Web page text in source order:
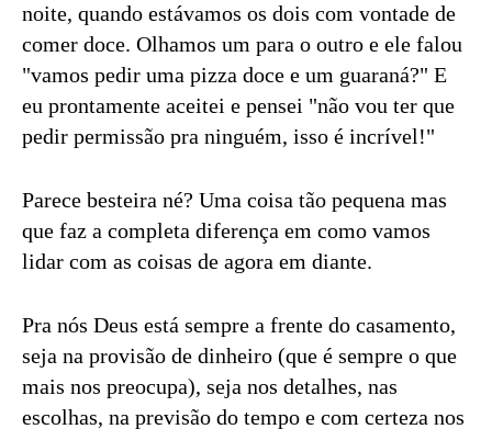
noite, quando estávamos os dois com vontade de
comer doce. Olhamos um para o outro e ele falou
"vamos pedir uma pizza doce e um guaraná?" E
eu prontamente aceitei e pensei "não vou ter que
pedir permissão pra ninguém, isso é incrível!"
Parece besteira né? Uma coisa tão pequena mas
que faz a completa diferença em como vamos
lidar com as coisas de agora em diante.
Pra nós Deus está sempre a frente do casamento,
seja na provisão de dinheiro (que é sempre o que
mais nos preocupa), seja nos detalhes, nas
escolhas, na previsão do tempo e com certeza nos